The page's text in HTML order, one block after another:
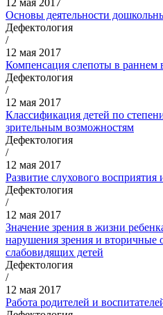
Основы деятельности
Дефектология
/
12 мая 2017
Компенсация слепоты в раннем
Дефектология
/
12 мая 2017
Классификация детей по
зрительным возможностям
Дефектология
/
12 мая 2017
Развитие слухового восприятия
Дефектология
/
12 мая 2017
Значение зрения в жизни
нарушения зрения и вторичные
слабовидящих детей
Дефектология
/
12 мая 2017
Работа родителей и